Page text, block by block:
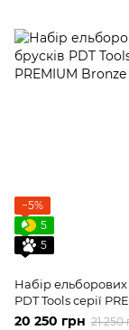
−5%
5
5
Набір ельборових
PDT Tools серії
Bronze 5 шт.
20 250 грн 21 250